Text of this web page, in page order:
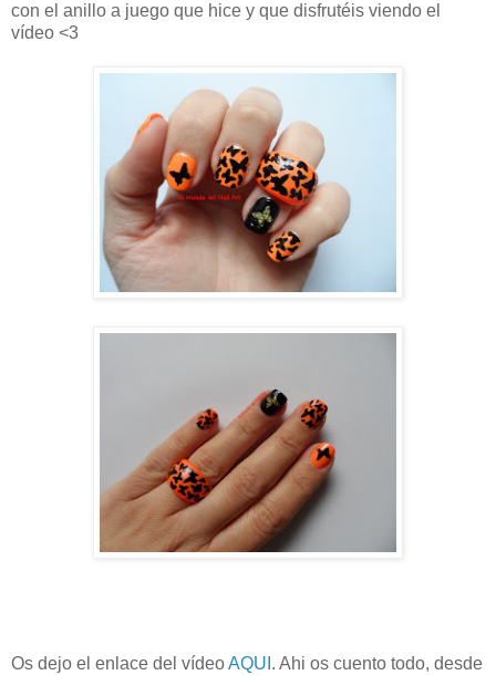
con el anillo a juego que hice y que disfrutéis viendo el
vídeo <3
Os dejo el enlace del vídeoAQUI . Ahi os cuento todo, desde